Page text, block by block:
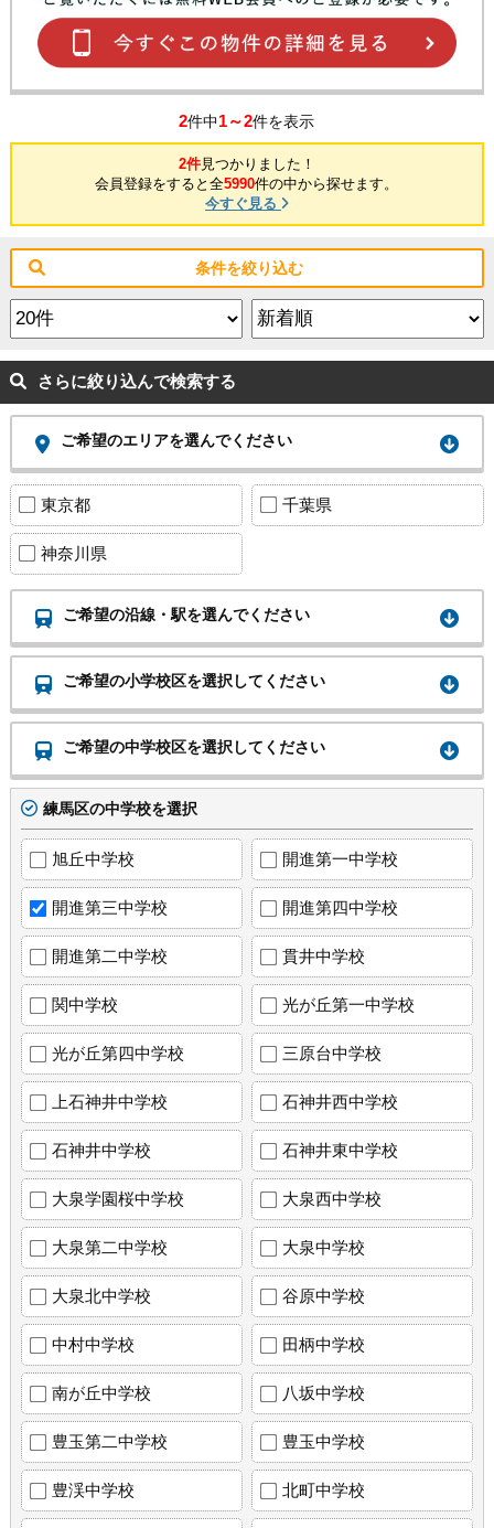
2件中1～2件を表示
2件見つかりました！
会員登録をすると全5990件の中から探せます。
今すぐ見る
条件を絞り込む
さらに絞り込んで検索する
ご希望のエリアを選んでください
東京都 千葉県
神奈川県
ご希望の沿線・駅を選んでください
ご希望の小学校区を選択してください
ご希望の中学校区を選択してください
練馬区の中学校を選択
旭丘中学校 開進第一中学校
開進第三中学校 開進第四中学校
開進第二中学校 貫井中学校
関中学校 光が丘第一中学校
光が丘第四中学校 三原台中学校
上石神井中学校 石神井西中学校
石神井中学校 石神井東中学校
大泉学園桜中学校 大泉西中学校
大泉第二中学校 大泉中学校
大泉北中学校 谷原中学校
中村中学校 田柄中学校
南が丘中学校 八坂中学校
豊玉第二中学校 豊玉中学校
豊渓中学校 北町中学校